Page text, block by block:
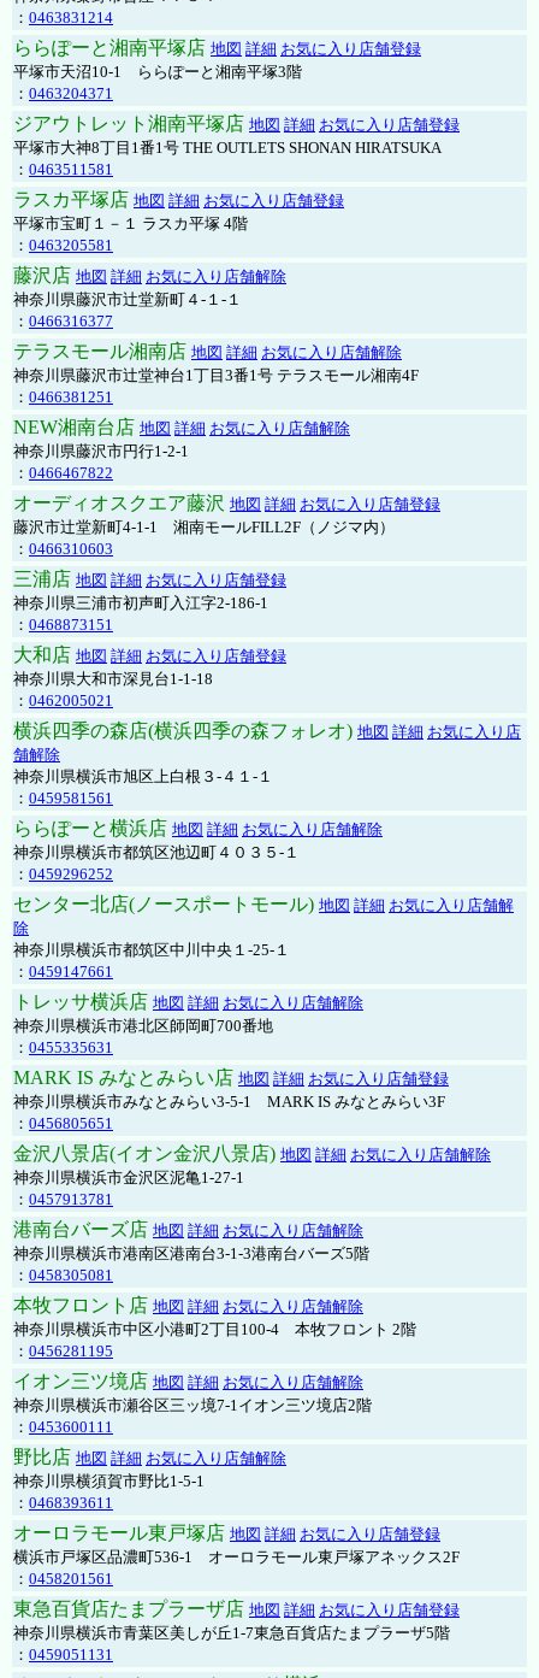
： 0463831214
ららぽーと湘南平塚店 地図 詳細 お気に入り店舗登録
平塚市天沼10-1 ららぽーと湘南平塚3階
： 0463204371
ジアウトレット湘南平塚店 地図 詳細 お気に入り店舗登録
平塚市大神8丁目1番1号 THE OUTLETS SHONAN HIRATSUKA
： 0463511581
ラスカ平塚店 地図 詳細 お気に入り店舗登録
平塚市宝町１－１ ラスカ平塚 4階
： 0463205581
藤沢店 地図 詳細 お気に入り店舗解除
神奈川県藤沢市辻堂新町４-１-１
： 0466316377
テラスモール湘南店 地図 詳細 お気に入り店舗解除
神奈川県藤沢市辻堂神台1丁目3番1号 テラスモール湘南4F
： 0466381251
NEW湘南台店 地図 詳細 お気に入り店舗解除
神奈川県藤沢市円行1-2-1
： 0466467822
オーディオスクエア藤沢 地図 詳細 お気に入り店舗登録
藤沢市辻堂新町4-1-1 湘南モールFILL2F（ノジマ内）
： 0466310603
三浦店 地図 詳細 お気に入り店舗登録
神奈川県三浦市初声町入江字2-186-1
： 0468873151
大和店 地図 詳細 お気に入り店舗登録
神奈川県大和市深見台1-1-18
： 0462005021
横浜四季の森店(横浜四季の森フォレオ) 地図 詳細 お気に入り店
舗解除
神奈川県横浜市旭区上白根３-４１-１
： 0459581561
ららぽーと横浜店 地図 詳細 お気に入り店舗解除
神奈川県横浜市都筑区池辺町４０３５-１
： 0459296252
センター北店(ノースポートモール) 地図 詳細 お気に入り店舗解
除
神奈川県横浜市都筑区中川中央１-25-１
： 0459147661
トレッサ横浜店 地図 詳細 お気に入り店舗解除
神奈川県横浜市港北区師岡町700番地
： 0455335631
MARK IS みなとみらい店 地図 詳細 お気に入り店舗登録
神奈川県横浜市みなとみらい3-5-1 MARK IS みなとみらい3F
： 0456805651
金沢八景店(イオン金沢八景店) 地図 詳細 お気に入り店舗解除
神奈川県横浜市金沢区泥亀1-27-1
： 0457913781
港南台バーズ店 地図 詳細 お気に入り店舗解除
神奈川県横浜市港南区港南台3-1-3港南台バーズ5階
： 0458305081
本牧フロント店 地図 詳細 お気に入り店舗解除
神奈川県横浜市中区小港町2丁目100-4 本牧フロント 2階
： 0456281195
イオン三ツ境店 地図 詳細 お気に入り店舗解除
神奈川県横浜市瀬谷区三ッ境7-1イオン三ツ境店2階
： 0453600111
野比店 地図 詳細 お気に入り店舗解除
神奈川県横須賀市野比1-5-1
： 0468393611
オーロラモール東戸塚店 地図 詳細 お気に入り店舗登録
横浜市戸塚区品濃町536-1 オーロラモール東戸塚アネックス2F
： 0458201561
東急百貨店たまプラーザ店 地図 詳細 お気に入り店舗登録
神奈川県横浜市青葉区美しが丘1-7東急百貨店たまプラーザ5階
： 0459051131